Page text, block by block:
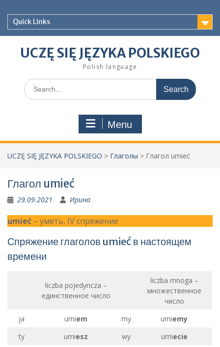
contentQuick Links
UCZĘ SIĘ JĘZYKA POLSKIEGO
Polish language
Search
for:
Menu
UCZĘ SIĘ JĘZYKA POLSKIEGO > Глаголы > Глагол umieć
Глагол umieć
29.09.2021 Ирина
umieć – уметь, IV спряжение
Спряжение глаголов umieć в настоящем
времени
liczba pojedyncza –
единственное число
liczba mnoga –
множественное
число
ja
umiem my umiemy
ty
umiesz wy umiecie